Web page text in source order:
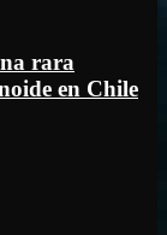
rara
en Chile